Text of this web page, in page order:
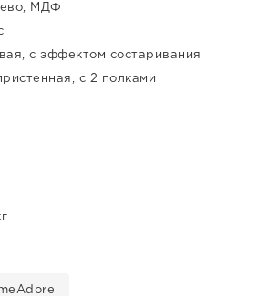
МДФ
с эффектом состаривания
с 2 полками